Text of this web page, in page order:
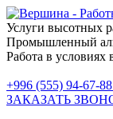
Услуги высотных
Промышленный
Работа в условиях
+996 (555) 94-67-88
ЗАКАЗАТЬ